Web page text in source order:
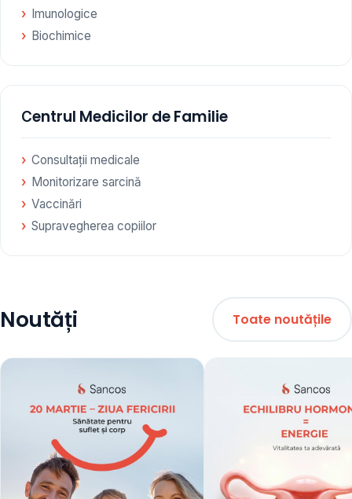
Imunologice
Biochimice
Сentrul Medicilor de Familie
Consultații medicale
Monitorizare sarcină
Vaccinări
Supravegherea copiilor
Noutăți Toate noutățile